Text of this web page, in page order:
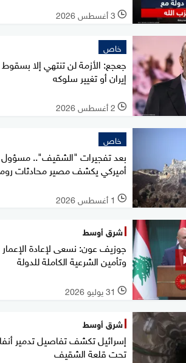
l 3 أغسطس 2026
خاص
جعجع: الأزمة لن تنتهي إلا
إيران أو تغيير سلوكه
l 2 أغسطس 2026
خاص
بعد تفجيرات "الشقيف".. مسؤول
أميركي يكشف مصير محادثات
l 1 أغسطس 2026
شرق أوسط
جوزيف عون: نسعى لإعادة الإعمار
وتأمين الشرعية الكاملة للدولة
l 31 يوليو 2026
شرق أوسط
إسرائيل تكشف تفاصيل تدمير
تحت قلعة الشقيف